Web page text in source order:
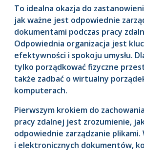
To idealna okazja do
jak ważne jest odpowiednie
dokumentami podczas pracy
Odpowiednia organizacja jest
efektywności i spokoju umysłu.
tylko porządkować fizyczne
także zadbać o wirtualny
komputerach.
Pierwszym krokiem do
pracy zdalnej jest zrozumienie,
odpowiednie zarządzanie plikami.
i elektronicznych dokumentów,